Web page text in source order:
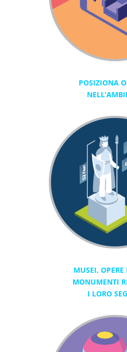
POSIZIONA
MUSEI, OPERE
MONUMENTI
I LORO